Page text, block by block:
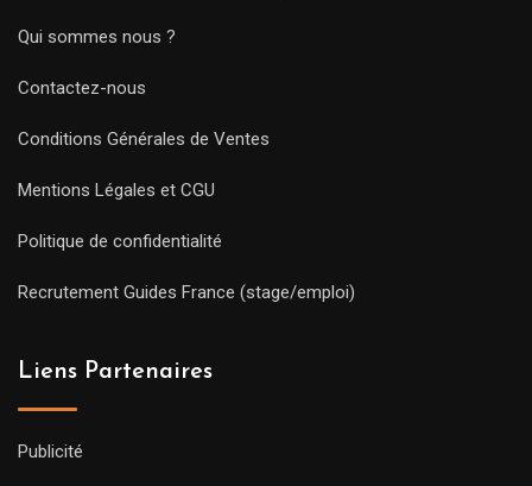
Qui sommes nous ?
Contactez-nous
Conditions Générales de Ventes
Mentions Légales et CGU
Politique de confidentialité
Recrutement Guides France (stage/emploi)
Liens Partenaires
Publicité